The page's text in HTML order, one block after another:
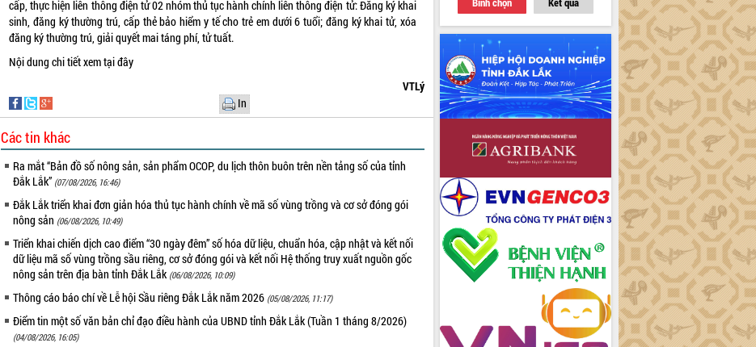
cấp, thực hiện liên thông điện tử 02 nhóm thủ tục hành chính liên thông điện tử: Đăng ký khai
sinh, đăng ký thường trú, cấp thẻ bảo hiểm y tế cho trẻ em dưới 6 tuổi; đăng ký khai tử, xóa
đăng ký thường trú, giải quyết mai táng phí, tử tuất.
Nội dung chi tiết xemtại đây
VTLý
In
Các tin khác
Ra mắt “Bản đồ số nông sản, sản phẩm OCOP, du lịch thôn buôn trên nền tảng số của tỉnh
Đắk Lắk” (07/08/2026, 16:46)
Đắk Lắk triển khai đơn giản hóa thủ tục hành chính về mã số vùng trồng và cơ sở đóng gói
nông sản (06/08/2026, 10:49)
Triển khai chiến dịch cao điểm “30 ngày đêm” số hóa dữ liệu, chuẩn hóa, cập nhật và kết nối
dữ liệu mã số vùng trồng sầu riêng, cơ sở đóng gói và kết nối Hệ thống truy xuất nguồn gốc
nông sản trên địa bàn tỉnh Đắk Lắk (06/08/2026, 10:09)
Thông cáo báo chí về Lễ hội Sầu riêng Đắk Lắk năm 2026 (05/08/2026, 11:17)
Điểm tin một số văn bản chỉ đạo điều hành của UBND tỉnh Đắk Lắk (Tuần 1 tháng 8/2026)
(04/08/2026, 16:05)